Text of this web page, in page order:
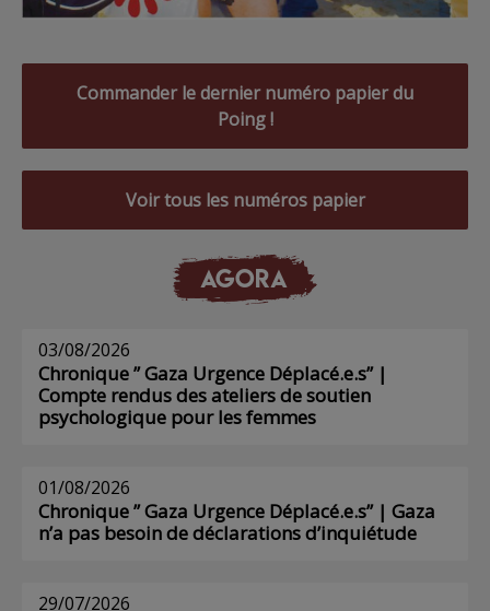
Commander le dernier numéro papier du
Poing !
Voir tous les numéros papier
AGORA
03/08/2026
Chronique ” Gaza Urgence Déplacé.e.s” |
Compte rendus des ateliers de soutien
psychologique pour les femmes
01/08/2026
Chronique ” Gaza Urgence Déplacé.e.s” | Gaza
n’a pas besoin de déclarations d’inquiétude
29/07/2026